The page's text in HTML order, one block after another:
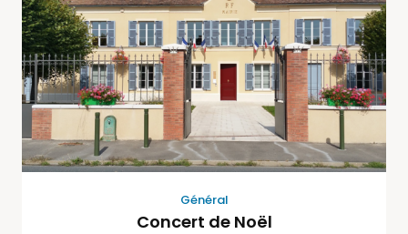
Général
Concert de Noël